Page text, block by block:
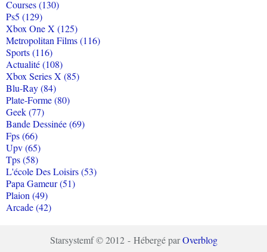
Courses (130)
Ps5 (129)
Xbox One X (125)
Metropolitan Films (116)
Sports (116)
Actualité (108)
Xbox Series X (85)
Blu-Ray (84)
Plate-Forme (80)
Geek (77)
Bande Dessinée (69)
Fps (66)
Upv (65)
Tps (58)
L'école Des Loisirs (53)
Papa Gameur (51)
Plaion (49)
Arcade (42)
Starsystemf © 2012 - Hébergé parOverblog